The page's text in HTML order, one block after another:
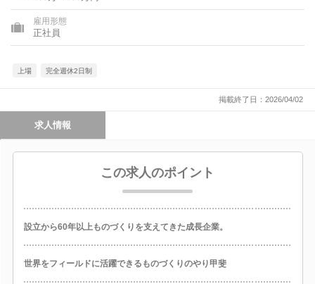
雇用形態
正社員
上場 完全週休2日制
掲載終了日：2026/04/02
求人情報
この求人のポイント
設立から60年以上ものづくりを支えてきた成長企業。
世界をフィールドに活躍できるものづくりのやり甲斐